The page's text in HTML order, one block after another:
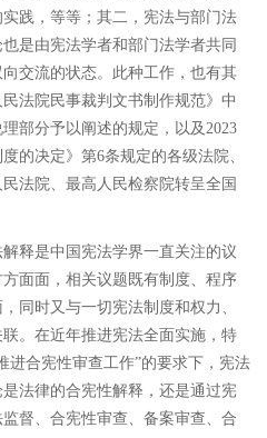
践，等等； 其二，宪法与部门法
是由宪法学者和部门法学者共同
交流的状态。 此种工作，也有其
法院民事裁判文书制作规范》中
部分予以阐述的规定，以及2023
的决定》第6条规定的各级法院、
法院、最高人民检察院转呈全国
释是中国宪法学界一直关注的议
面面，相关议题既有制度、程序
同时又与一切宪法制度和权力、
。 在近年推进宪法全面实施，特
进合宪性审查工作”的要求下，宪法
是法律的合宪性解释，还是通过宪
督、合宪性审查、备案审查、合